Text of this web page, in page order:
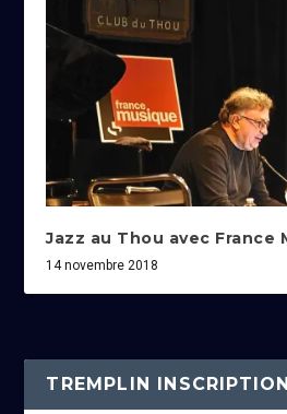
Jazz au Thou avec France
14 novembre 2018
TREMPLIN